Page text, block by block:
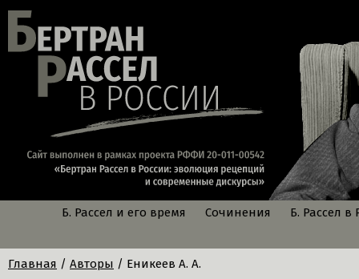
Б. Рассел и его время Сочинения Б. Рассел в
Главная / Авторы / Еникеев А. А.